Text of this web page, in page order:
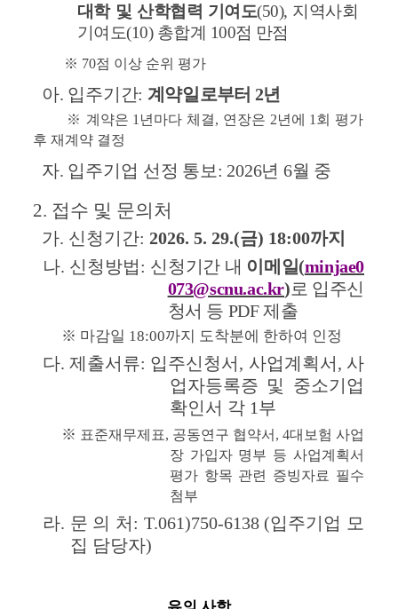
대학 및 산학협력 기여도(50), 지역사회
기여도(10) 총합계 100점 만점
         ※
70점 이상 순위 평가
아. 입주기간: 계약일로부터 2년
※ 계약은 1 년마다 체결, 연장은 2년에 1 회 평가
후 재계약 결정
자. 입주기업 선정 통보: 2026년 6월 중
2. 접수 및 문의처
가. 신청기간: 2026. 5. 29.(금) 18:00까지
나. 신청방법: 신청기간 내 이메일(minjae0
073@scnu.ac.kr)로 입주신
청서 등 PDF 제출
※ 마감일 18:00까지 도착분에 한하여 인정
다. 제출서류: 입주신청서, 사업계획서, 사
업자등록증 및 중소기업
확인서 각 1부
        ※
표준재무제표, 공동연구 협약서 , 4대보험 사업
장 가입자 명부 등 사업계획서
평가 항목 관련 증빙자료 필수
첨부
라. 문 의 처 : T.061)750-6138 (입주기업 모
집 담당자)